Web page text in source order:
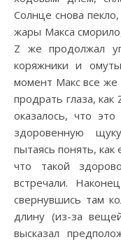
Солнце снова
жары Макса
Z же продолжал
коряжники и
момент Макс все же
продрать глаза,
оказалось, что
здоровенную
пытаясь понять,
что такой
встречали.
свернувшись там
длину (из-за
высказал